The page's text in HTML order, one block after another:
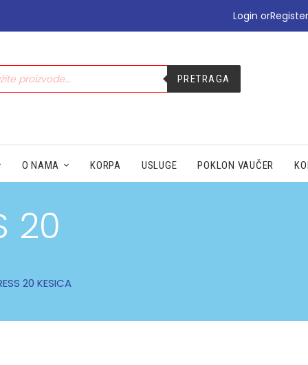
Login orRegister
PRETRAGA
O NAMA KORPA USLUGE POKLON VAUČER
20
20 KESICA
•NEGA | LEPOTA
•SEZONSKI PROIZVODI